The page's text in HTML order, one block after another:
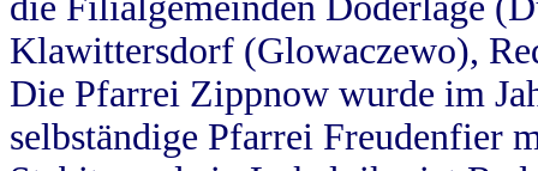
Klawittersdorf (Glowaczewo),
Die Pfarrei Zippnow wurde im
selbständige Pfarrei Freudenfier